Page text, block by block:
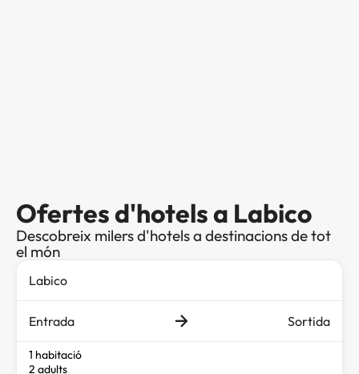
Ofertes d'hotels a Labico
Descobreix milers d'hotels a destinacions de tot
el món
Entrada Sortida
1 habitació
2 adults